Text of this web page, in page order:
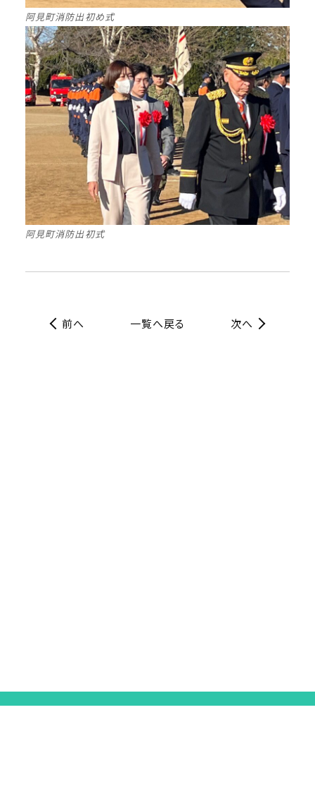
阿見町消防出初め式
阿見町消防出初式
前へ 一覧へ戻る 次へ